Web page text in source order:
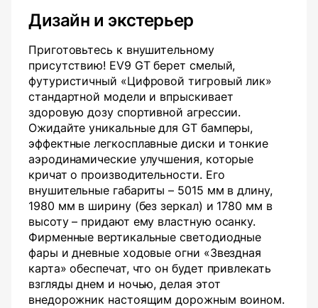
Дизайн и экстерьер
Приготовьтесь к внушительному
присутствию! EV9 GT берет смелый,
футуристичный «Цифровой тигровый лик»
стандартной модели и впрыскивает
здоровую дозу спортивной агрессии.
Ожидайте уникальные для GT бамперы,
эффектные легкосплавные диски и тонкие
аэродинамические улучшения, которые
кричат о производительности. Его
внушительные габариты – 5015 мм в длину,
1980 мм в ширину (без зеркал) и 1780 мм в
высоту – придают ему властную осанку.
Фирменные вертикальные светодиодные
фары и дневные ходовые огни «Звездная
карта» обеспечат, что он будет привлекать
взгляды днем и ночью, делая этот
внедорожник настоящим дорожным воином.